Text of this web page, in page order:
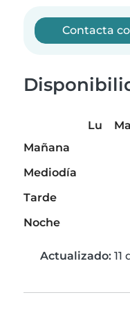
Contacta
Lu Ma
Mañana
Mediodía
Tarde
Noche
Actualizado: 11